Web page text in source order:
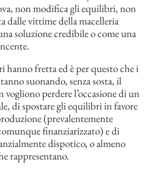
non modifica gli equilibri, non
dalle vittime della macelleria
soluzione credibile o come una
hanno fretta ed è per questo che i
suonando, senza sosta, il
vogliono perdere l’occasione di un
di spostare gli equilibri in favore
(prevalentemente
finanziarizzato) e di
dispotico, o almeno
rappresentano.